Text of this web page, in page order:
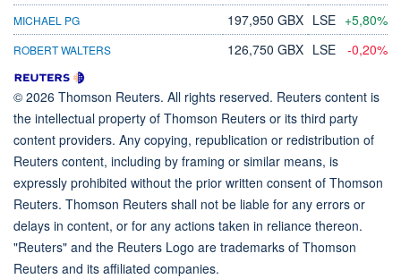
MICHAEL PG 197,950 GBX LSE +5,80%
ROBERT WALTERS 126,750 GBX LSE -0,20%
© 2026 Thomson Reuters. All rights reserved. Reuters content is
the intellectual property of Thomson Reuters or its third party
content providers. Any copying, republication or redistribution of
Reuters content, including by framing or similar means, is
expressly prohibited without the prior written consent of Thomson
Reuters. Thomson Reuters shall not be liable for any errors or
delays in content, or for any actions taken in reliance thereon.
"Reuters" and the Reuters Logo are trademarks of Thomson
Reuters and its affiliated companies.